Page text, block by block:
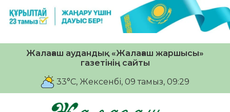
Жалағаш аудандық «Жалағаш жаршысы»
газетінің сайты
33°C, Жексенбі, 09 тамыз, 09:29